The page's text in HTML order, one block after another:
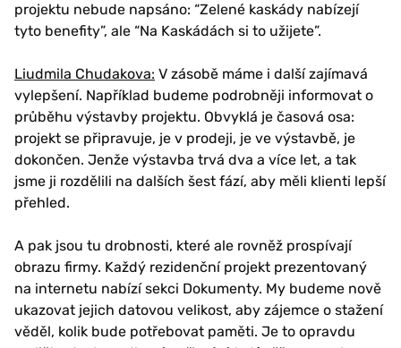
projektu nebude napsáno: “Zelené kaskády nabízejí
tyto benefity”, ale “Na Kaskádách si to užijete”.
Liudmila Chudakova: V zásobě máme i další zajímavá
vylepšení. Například budeme podrobněji informovat o
průběhu výstavby projektu. Obvyklá je časová osa:
projekt se připravuje, je v prodeji, je ve výstavbě, je
dokončen. Jenže výstavba trvá dva a více let, a tak
jsme ji rozdělili na dalších šest fází, aby měli klienti lepší
přehled.
A pak jsou tu drobnosti, které ale rovněž prospívají
obrazu firmy. Každý rezidenční projekt prezentovaný
na internetu nabízí sekci Dokumenty. My budeme nově
ukazovat jejich datovou velikost, aby zájemce o stažení
věděl, kolik bude potřebovat paměti. Je to opravdu